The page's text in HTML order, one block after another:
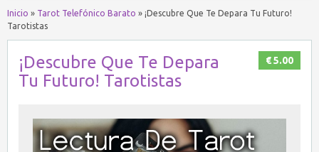
Inicio » Tarot Telefónico Barato » ¡Descubre Que Te Depara Tu Futuro!
Tarotistas
€ 5.00
¡Descubre Que Te Depara
Tu Futuro! Tarotistas